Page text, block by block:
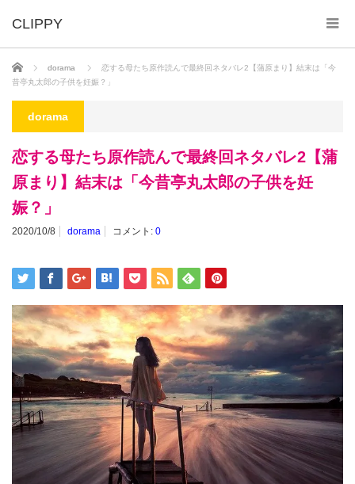
ホーム dorama
恋する母たち原作読んで最終回ネタバレ2【蒲原まり】結末は「今
昔亭丸太郎の子供を妊娠？」
dorama
恋する母たち原作読んで最終回ネタバレ2【蒲
原まり】結末は「今昔亭丸太郎の子供を妊
娠？」
2020/10/8 dorama コメント: 0